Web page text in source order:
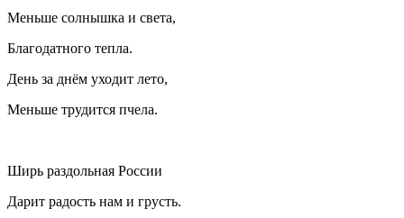
Меньше солнышка и света,
Благодатного тепла.
День за днём уходит лето,
Меньше трудится пчела.
Ширь раздольная России
Дарит радость нам и грусть.